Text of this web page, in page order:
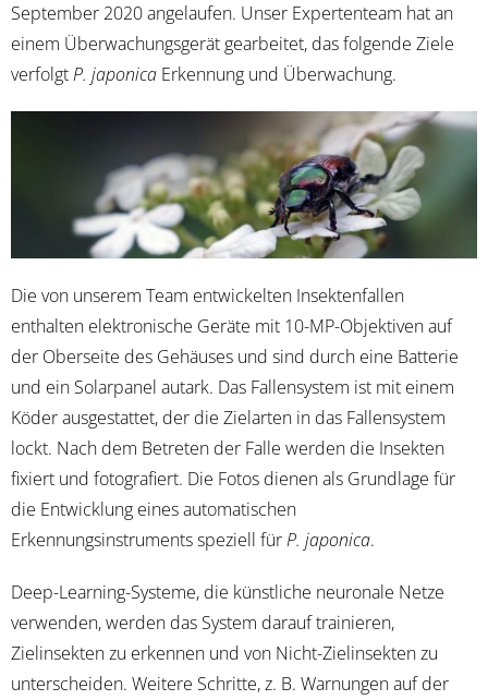
September 2020 angelaufen. Unser Expertenteam hat an
einem Überwachungsgerät gearbeitet, das folgende Ziele
verfolgtP. japonica Erkennung und Überwachung.
Die von unserem Team entwickelten Insektenfallen
enthalten elektronische Geräte mit 10-MP-Objektiven auf
der Oberseite des Gehäuses und sind durch eine Batterie
und ein Solarpanel autark. Das Fallensystem ist mit einem
Köder ausgestattet, der die Zielarten in das Fallensystem
lockt. Nach dem Betreten der Falle werden die Insekten
fixiert und fotografiert. Die Fotos dienen als Grundlage für
die Entwicklung eines automatischen
Erkennungsinstruments speziell fürP. japonica.
Deep-Learning-Systeme, die künstliche neuronale Netze
verwenden, werden das System darauf trainieren,
Zielinsekten zu erkennen und von Nicht-Zielinsekten zu
unterscheiden. Weitere Schritte, z. B. Warnungen auf der